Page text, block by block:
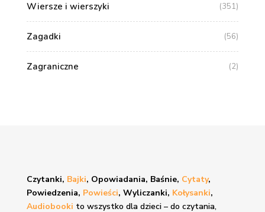
Wiersze i wierszyki (351)
Zagadki (56)
Zagraniczne (2)
Czytanki, Bajki, Opowiadania, Baśnie, Cytaty,
Powiedzenia, Powieści, Wyliczanki, Kołysanki,
Audiobooki to wszystko dla dzieci – do czytania,